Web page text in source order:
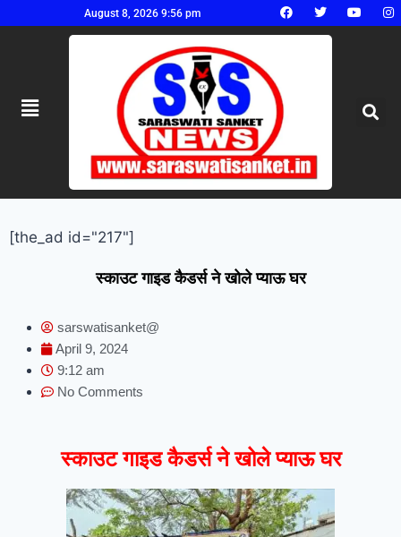
August 8, 2026 9:56 pm
[the_ad id="217"]
स्काउट गाइड कैडर्स ने खोले प्याऊ घर
sarswatisanket@
April 9, 2024
9:12 am
No Comments
स्काउट गाइड कैडर्स ने खोले प्याऊ घर